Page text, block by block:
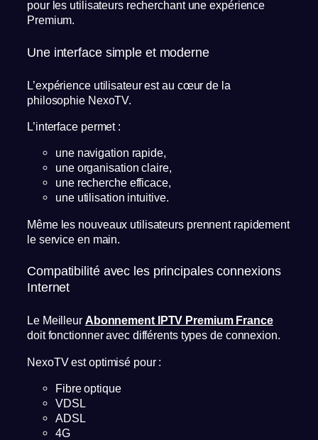
pour les utilisateurs recherchant une expérience
Premium.
Une interface simple et moderne
L’expérience utilisateur est au cœur de la
philosophie NexoTV.
L’interface permet :
une navigation rapide,
une organisation claire,
une recherche efficace,
une utilisation intuitive.
Même les nouveaux utilisateurs prennent rapidement
le service en main.
Compatibilité avec les principales connexions
Internet
Le Meilleur Abonnement IPTV Premium France
doit fonctionner avec différents types de connexion.
NexoTV est optimisé pour :
Fibre optique
VDSL
ADSL
4G